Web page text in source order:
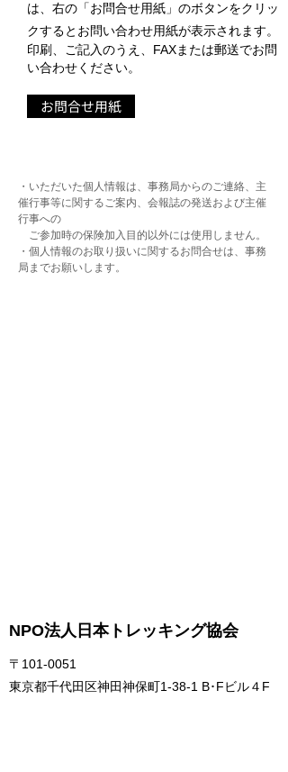
は、右の「お問合せ用紙」のボタンをクリッ
クするとお問い合わせ用紙が表示されます。
印刷、ご記入のうえ、FAXまたは郵送でお問
い合わせください。
お問合せ用紙
・いただいた個人情報は、事務局からのご連絡、主
催行事等に関するご案内、会報誌の発送および主催
行事への
ご参加時の保険加入目的以外には使用しません。
・個人情報のお取り扱いに関するお問合せは、事務
局までお願いします。
NPO法人日本トレッキング協会
〒101-0051
東京都千代田区神田神保町1-38-1 B･Fビル４F